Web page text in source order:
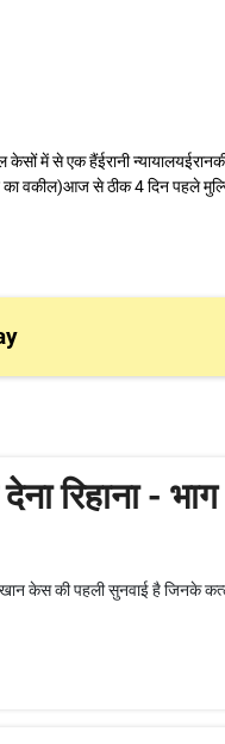
में से एक हैंईरानी
का वकील)आज से ठीक 4 दिन पहले
रिहाना - भाग
केस की पहली सुनवाई है जिनके कत्ल